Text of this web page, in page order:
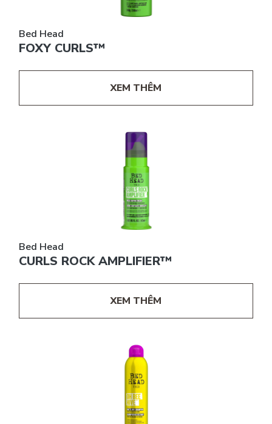
Bed Head
FOXY CURLS™
XEM THÊM
Bed Head
CURLS ROCK AMPLIFIER™
XEM THÊM